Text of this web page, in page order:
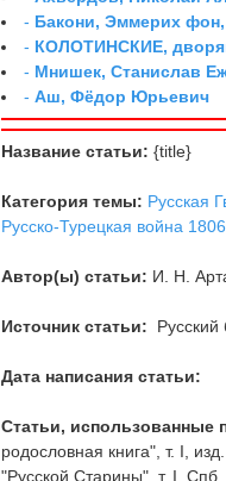
- Бакони, Эммерих
- КОЛОТИНСКИЕ,
- Мнишек, Станислав
-Аш, Фёдор Юрьевич
Название статьи: {title}
Категория темы: Русская
Русско-Турецкая война
Автор(ы) статьи: И. Н.
Источник статьи: Русский
Дата написания статьи:
Статьи, использованные
родословная книга", т. I,
"Русской Старины", т. I,